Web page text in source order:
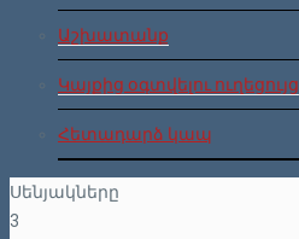
Աշխատանք
Կայքից օգտվելու ուղեցույց
Հետադարձ կապ
Սենյակները
3